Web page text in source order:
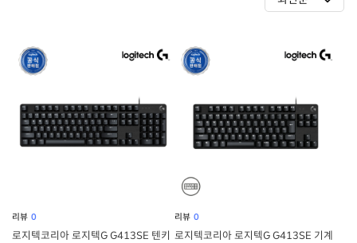
리뷰 0
로지텍코리아 로지텍G G413SE 텐키
리뷰 0
로지텍코리아 로지텍G G413SE 기계